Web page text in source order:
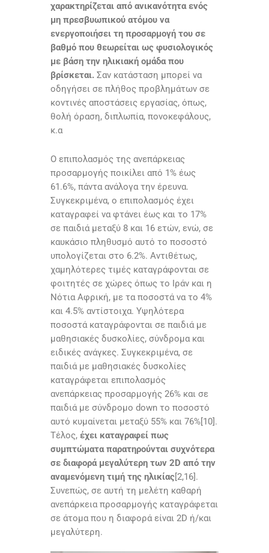
χαρακτηρίζεται από ανικανότητα ενός
μη πρεσβυωπικού ατόμου να
ενεργοποιήσει τη προσαρμογή του σε
βαθμό που θεωρείται ως φυσιολογικός
με βάση την ηλικιακή ομάδα που
βρίσκεται. Σαν κατάσταση μπορεί να
οδηγήσει σε πλήθος προβλημάτων σε
κοντινές αποστάσεις εργασίας, όπως,
θολή όραση, διπλωπία, πονοκεφάλους,
κ.α
Ο επιπολασμός της ανεπάρκειας
προσαρμογής ποικίλει από 1% έως
61.6%, πάντα ανάλογα την έρευνα.
Συγκεκριμένα, ο επιπολασμός έχει
καταγραφεί να φτάνει έως και το 17%
σε παιδιά μεταξύ 8 και 16 ετών, ενώ, σε
καυκάσιο πληθυσμό αυτό το ποσοστό
υπολογίζεται στο 6.2%. Αντιθέτως,
χαμηλότερες τιμές καταγράφονται σε
φοιτητές σε χώρες όπως το Ιράν και η
Νότια Αφρική, με τα ποσοστά να το 4%
και 4.5% αντίστοιχα. Υψηλότερα
ποσοστά καταγράφονται σε παιδιά με
μαθησιακές δυσκολίες, σύνδρομα και
ειδικές ανάγκες. Συγκεκριμένα, σε
παιδιά με μαθησιακές δυσκολίες
καταγράφεται επιπολασμός
ανεπάρκειας προσαρμογής 26% και σε
παιδιά με σύνδρομο down το ποσοστό
αυτό κυμαίνεται μεταξύ 55% και 76%[10].
Τέλος, έχει καταγραφεί πως
συμπτώματα παρατηρούνται συχνότερα
σε διαφορά μεγαλύτερη των 2D από την
αναμενόμενη τιμή της ηλικίας[2,16].
Συνεπώς, σε αυτή τη μελέτη καθαρή
ανεπάρκεια προσαρμογής καταγράφεται
σε άτομα που η διαφορά είναι 2D ή/και
μεγαλύτερη.